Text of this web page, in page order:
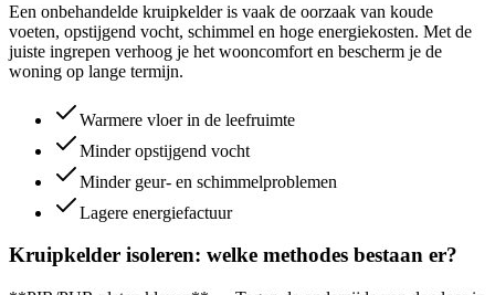
Een onbehandelde kruipkelder is vaak de oorzaak van koude
voeten, opstijgend vocht, schimmel en hoge energiekosten. Met de
juiste ingrepen verhoog je het wooncomfort en bescherm je de
woning op lange termijn.
Warmere vloer in de leefruimte
Minder opstijgend vocht
Minder geur- en schimmelproblemen
Lagere energiefactuur
Kruipkelder isoleren: welke methodes bestaan er?